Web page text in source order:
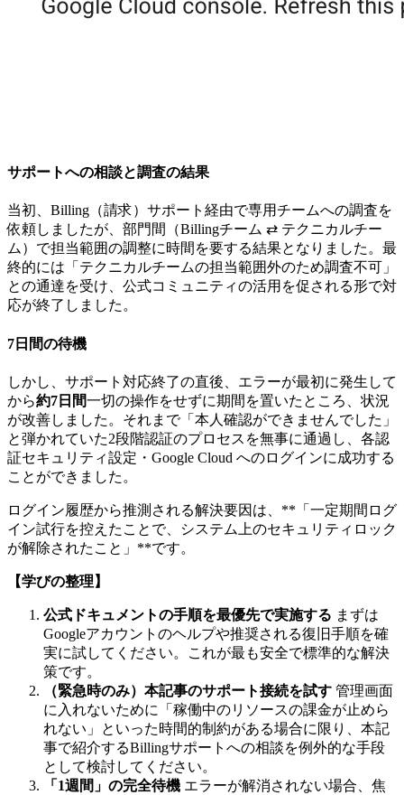
サポートへの相談と調査の結果
当初、Billing（請求）サポート経由で専用チームへの調査を
依頼しましたが、部門間（Billingチーム ⇄ テクニカルチー
ム）で担当範囲の調整に時間を要する結果となりました。最
終的には「テクニカルチームの担当範囲外のため調査不可」
との通達を受け、公式コミュニティの活用を促される形で対
応が終了しました。
7日間の待機
しかし、サポート対応終了の直後、エラーが最初に発生して
から約7日間一切の操作をせずに期間を置いたところ、状況
が改善しました。それまで「本人確認ができませんでした」
と弾かれていた2段階認証のプロセスを無事に通過し、各認
証セキュリティ設定・Google Cloud へのログインに成功する
ことができました。
ログイン履歴から推測される解決要因は、**「一定期間ログ
イン試行を控えたことで、システム上のセキュリティロック
が解除されたこと」**です。
【学びの整理】
公式ドキュメントの手順を最優先で実施する まずは
Googleアカウントのヘルプや推奨される復旧手順を確
実に試してください。これが最も安全で標準的な解決
策です。
（緊急時のみ）本記事のサポート接続を試す 管理画面
に入れないために「稼働中のリソースの課金が止めら
れない」といった時間的制約がある場合に限り、本記
事で紹介するBillingサポートへの相談を例外的な手段
として検討してください。
「1週間」の完全待機 エラーが解消されない場合、焦